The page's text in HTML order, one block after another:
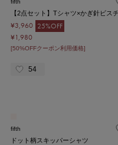
fifth
【2点セット】Tシャツ×かぎ針ビス
¥3,960 25%OFF
¥1,980
[50%OFFクーポン利用価格]
54
fifth
ドット柄スキッパーシャツ